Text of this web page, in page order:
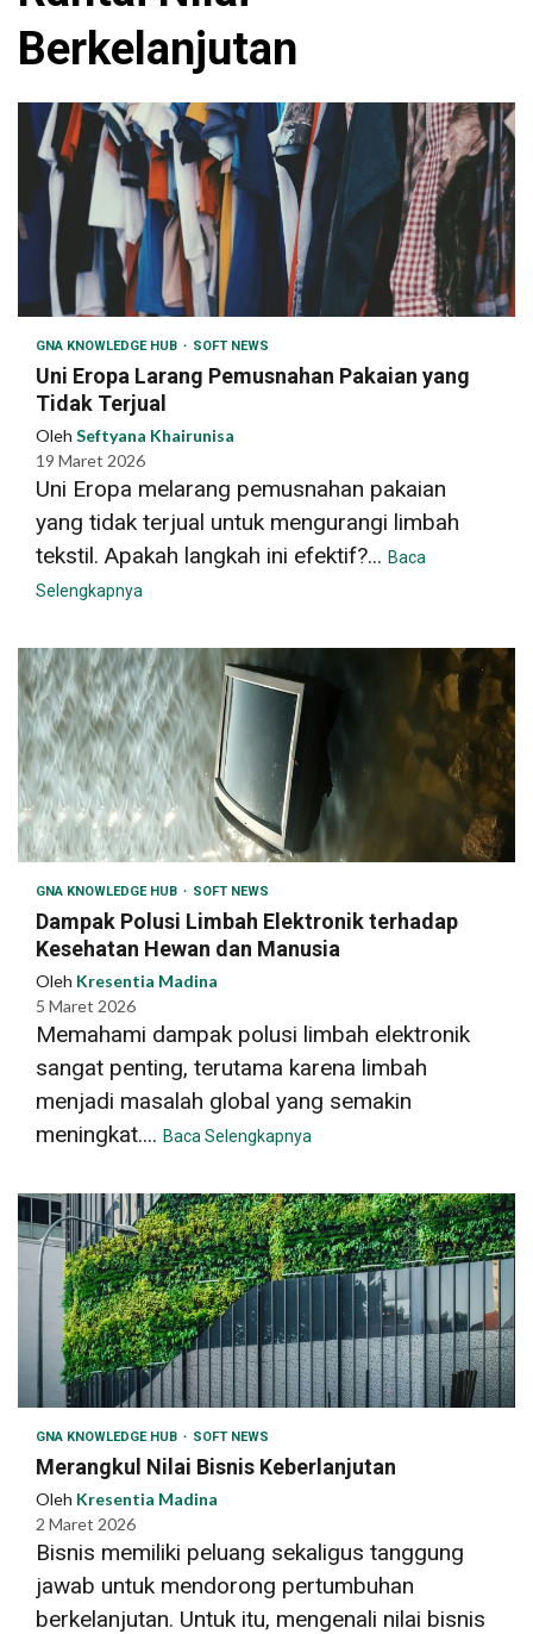
Berkelanjutan
GNA KNOWLEDGE HUB SOFT NEWS
Uni Eropa Larang Pemusnahan Pakaian yang
Tidak Terjual
Oleh Seftyana Khairunisa
19 Maret 2026
Uni Eropa melarang pemusnahan pakaian
yang tidak terjual untuk mengurangi limbah
tekstil. Apakah langkah ini efektif?... Baca
Selengkapnya
GNA KNOWLEDGE HUB SOFT NEWS
Dampak Polusi Limbah Elektronik terhadap
Kesehatan Hewan dan Manusia
Oleh Kresentia Madina
5 Maret 2026
Memahami dampak polusi limbah elektronik
sangat penting, terutama karena limbah
menjadi masalah global yang semakin
meningkat.... Baca Selengkapnya
GNA KNOWLEDGE HUB SOFT NEWS
Merangkul Nilai Bisnis Keberlanjutan
Oleh Kresentia Madina
2 Maret 2026
Bisnis memiliki peluang sekaligus tanggung
jawab untuk mendorong pertumbuhan
berkelanjutan. Untuk itu, mengenali nilai bisnis